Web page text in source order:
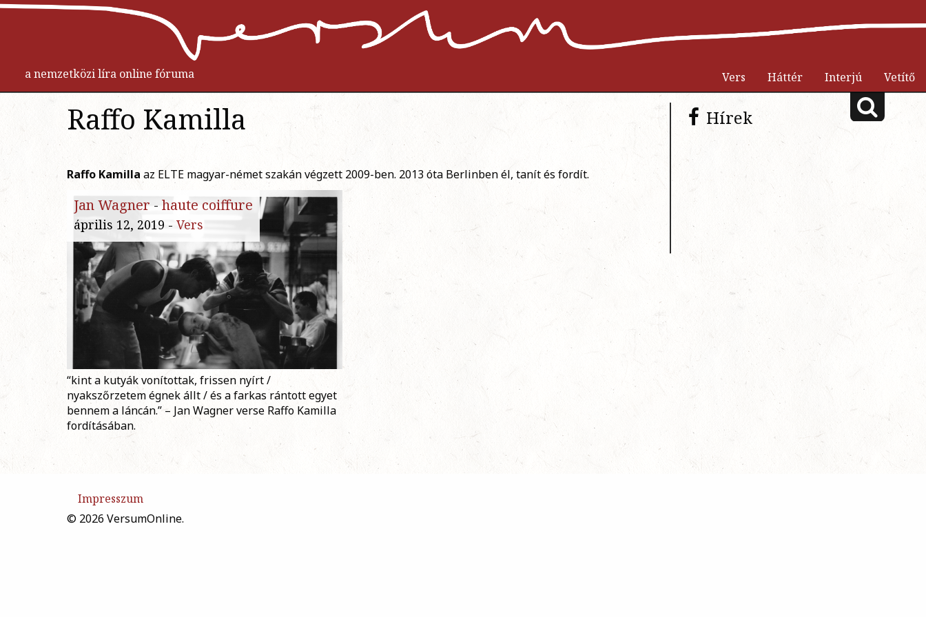
a nemzetközi líra online fóruma Vers Háttér Interjú Vetítő
Raffo Kamilla
Raffo Kamilla az ELTE magyar-német szakán végzett 2009-ben. 2013 óta Berlinben él, tanít és fordít.
Jan Wagner - haute coiffure
április 12, 2019 - Vers
“kint a kutyák vonítottak, frissen nyírt /
nyakszőrzetem égnek állt / és a farkas rántott egyet
bennem a láncán.” – Jan Wagner verse Raffo Kamilla
fordításában.
Hírek
Impresszum
© 2026 VersumOnline.